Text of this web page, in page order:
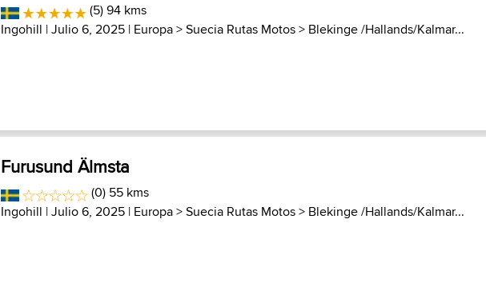
(5) 94 kms
Ingohill | Julio 6, 2025 | Europa>Suecia Rutas Motos> Blekinge /Hallands/Kalmar...
Furusund Älmsta
(0) 55 kms
Ingohill | Julio 6, 2025 | Europa>Suecia Rutas Motos> Blekinge /Hallands/Kalmar...